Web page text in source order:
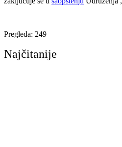
Pregleda: 249
Najčitanije